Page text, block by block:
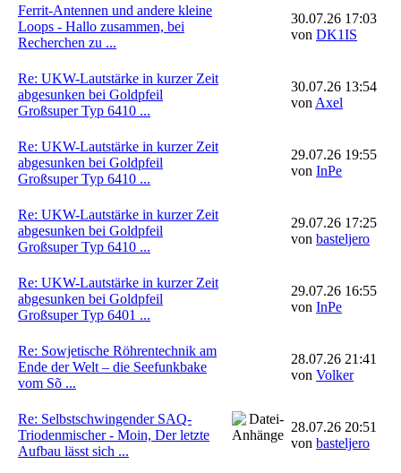
Ferrit-Antennen und andere kleine
Loops - Hallo zusammen, bei
Recherchen zu ...
30.07.26 17:03
von DK1IS
Re: UKW-Lautstärke in kurzer Zeit
abgesunken bei Goldpfeil
Großsuper Typ 6410 ...
30.07.26 13:54
von Axel
Re: UKW-Lautstärke in kurzer Zeit
abgesunken bei Goldpfeil
Großsuper Typ 6410 ...
29.07.26 19:55
von InPe
Re: UKW-Lautstärke in kurzer Zeit
abgesunken bei Goldpfeil
Großsuper Typ 6410 ...
29.07.26 17:25
von basteljero
Re: UKW-Lautstärke in kurzer Zeit
abgesunken bei Goldpfeil
Großsuper Typ 6401 ...
29.07.26 16:55
von InPe
Re: Sowjetische Röhrentechnik am
Ende der Welt – die Seefunkbake
vom Sõ ...
28.07.26 21:41
von Volker
Re: Selbstschwingender SAQ-
Triodenmischer - Moin, Der letzte
Aufbau lässt sich ...
28.07.26 20:51
von basteljero